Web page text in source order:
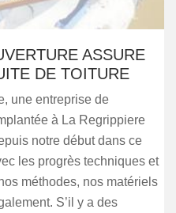
ASSURE
DE TOITURE
une entreprise de
à La Regrippiere
notre début dans ce
les progrès techniques et
méthodes, nos matériels
S’il y a des